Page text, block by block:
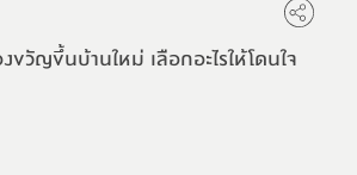
ขวัญขึ้นบ้านใหม่ เลือกอะไรให้โดนใจ